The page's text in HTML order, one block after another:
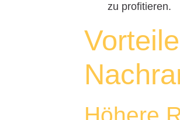
zu profitieren.
Höhere